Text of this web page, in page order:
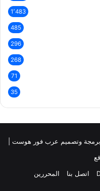
1٬483
485
296
268
71
35
اتصل بنا المحررين